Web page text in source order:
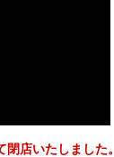
店いたしました。